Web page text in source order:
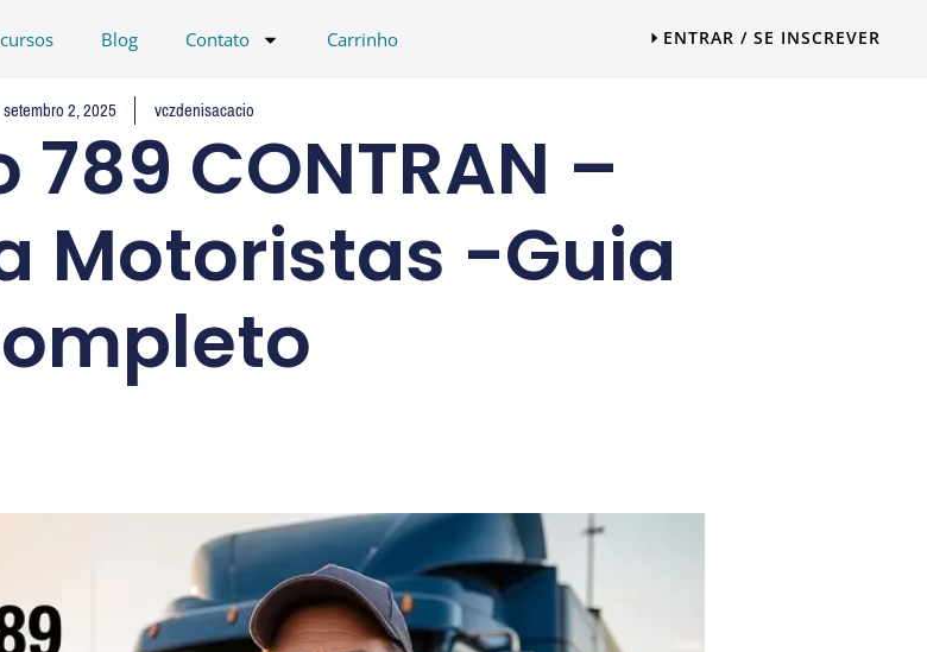
Blog Contato Carrinho ENTRAR / SE INSCREVER
setembro 2, 2025 vczdenisacacio
CONTRAN –
Motoristas -Guia